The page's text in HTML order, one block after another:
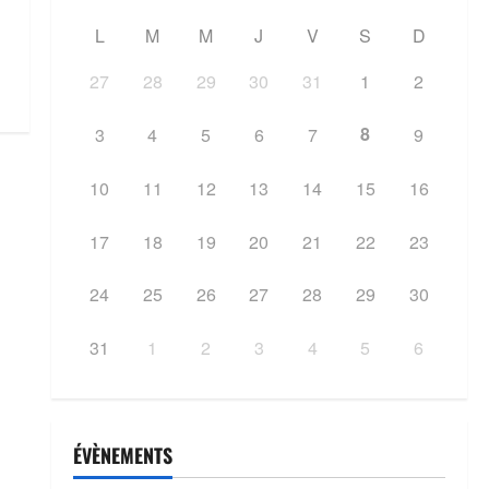
L M M J V S
D
27
28 29 30 31 1 2
3 4 5 6 7 8 9
10 11 12 13 14 15 16
17 18 19 20 21 22 23
24 25 26 27 28 29 30
31 1 2 3 4 5 6
ÉVÈNEMENTS